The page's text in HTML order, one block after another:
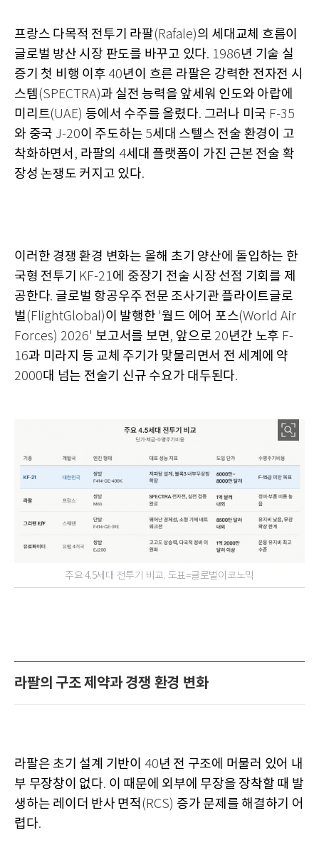
프랑스 다목적 전투기 라팔(Rafale)의 세대교체 흐름이
글로벌 방산 시장 판도를 바꾸고 있다. 1986년 기술 실
증기 첫 비행 이후 40년이 흐른 라팔은 강력한 전자전 시
스템 (SPECTRA)과 실전 능력을 앞세워 인도와 아랍에
미리트(UAE) 등에서 수주를 올렸다. 그러나 미국 F-35
와 중국 J-20이 주도하는 5세대 스텔스 전술 환경이 고
착화하면서 , 라팔의 4세대 플랫폼이 가진 근본 전술 확
장성 논쟁도 커지고 있다.
이러한 경쟁 환경 변화는 올해 초기 양산에 돌입하는 한
국형 전투기
KF-21에 중장기 전술 시장 선점 기회를 제
공한다. 글로벌 항공우주 전문 조사기관 플라이트글로
벌 (FlightGlobal)이 발행한 '월드 에어 포스(World Air
Forces) 2026' 보고서를 보면, 앞으로 20년간 노후 F-
16과 미라지 등 교체 주기가 맞물리면서 전 세계에 약
2000대 넘는 전술기 신규 수요가 대두된다.
주요 4.5세대 전투기 비교. 도표=글로벌이코노믹
라팔의 구조 제약과 경쟁 환경 변화
라팔은 초기 설계 기반이 40년 전 구조에 머물러 있어 내
부 무장창이 없다. 이 때문에 외부에 무장을 장착할 때 발
생하는 레이더 반사 면적 (RCS) 증가 문제를 해결하기 어
렵다.